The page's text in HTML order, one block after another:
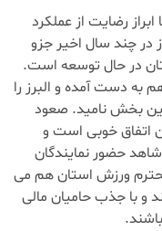
رضایت از عملکرد
در چند سال اخیر جزو
در حال توسعه است.
به دست آمده و البرز را
بخش نامید. صعود
اتفاق خوبی است و
شاهد حضور نمایندگان
ورزش استان هم می
و با جذب حامیان مالی